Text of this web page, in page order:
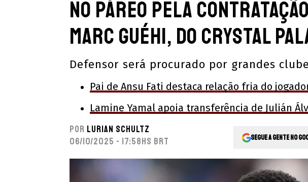
LIGA PORTUGUESA
APPS
RANKINGS
no páreo pela
Marc Guéhi, do Crystal
Defensor será procurado por grandes
Pai de Ansu Fati destaca relação fria do
Lamine Yamal apoia transferência de Julián
Por Lurian Schultz
06/10/2025 - 17:58hs BRT
Segue a gente no